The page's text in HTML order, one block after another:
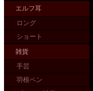
エルフ耳
ロング
ショート
雑貨
手芸
羽根ペン